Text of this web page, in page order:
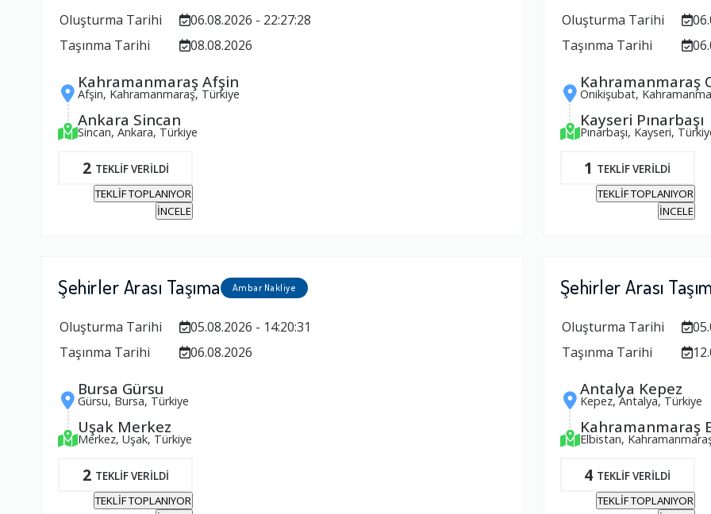
Oluşturma Tarihi
06.08.2026 - 22:27:28
Taşınma Tarihi
08.08.2026
Kahramanmaraş Afşin
Afşin, Kahramanmaraş, Türkiye
Ankara Sincan
Sincan, Ankara, Türkiye
2 TEKLİF VERİLDİ
TEKLİF TOPLANIYOR
İNCELE
Oluşturma Tarihi
Taşınma Tarihi
Kahramanmaraş
Onikişubat,
Kayseri Pınarbaşı
Pınarbaşı, Kayseri,
1 TEKLİF VERİLDİ
TEKLİF TOPLANIYOR
İNCELE
Şehirler Arası Taşıma Ambar Nakliye
Oluşturma Tarihi
05.08.2026 - 14:20:31
Taşınma Tarihi
06.08.2026
Bursa Gürsu
Gürsu, Bursa, Türkiye
Uşak Merkez
Merkez, Uşak, Türkiye
2 TEKLİF VERİLDİ
TEKLİF TOPLANIYOR
Şehirler Arası
Oluşturma Tarihi
Taşınma Tarihi
Antalya Kepez
Kepez, Antalya, Türkiye
Kahramanmaraş
Elbistan,
4 TEKLİF VERİLDİ
TEKLİF TOPLANIYOR